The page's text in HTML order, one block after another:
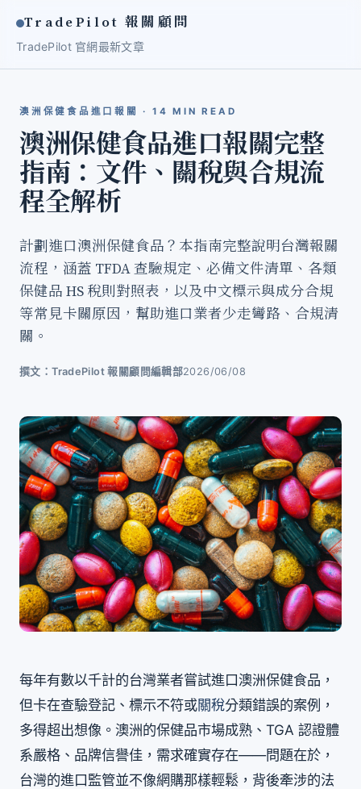
TradePilot 報關顧問
TradePilot 官網最新文章
澳洲保健食品進口報關 · 14 MIN READ
澳洲保健食品進口報關完整
指南：文件、關稅與合規流
程全解析
計劃進口澳洲保健食品？本指南完整說明台灣報關
流程，涵蓋 TFDA 查驗規定、必備文件清單、各類
保健品 HS 稅則對照表，以及中文標示與成分合規
等常見卡關原因，幫助進口業者少走彎路、合規清
關。
撰文：TradePilot 報關顧問編輯部2026/06/08
每年有數以千計的台灣業者嘗試進口澳洲保健食品，
但卡在查驗登記、標示不符或關稅分類錯誤的案例，
多得超出想像。澳洲的保健品市場成熟、TGA 認證體
系嚴格、品牌信譽佳，需求確實存在——問題在於，
台灣的進口監管並不像網購那樣輕鬆，背後牽涉的法